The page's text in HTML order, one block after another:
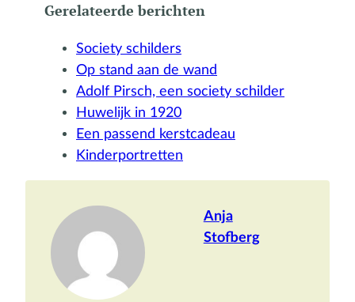
Gerelateerde berichten
Society schilders
Op stand aan de wand
Adolf Pirsch, een society schilder
Huwelijk in 1920
Een passend kerstcadeau
Kinderportretten
Anja
Stofberg